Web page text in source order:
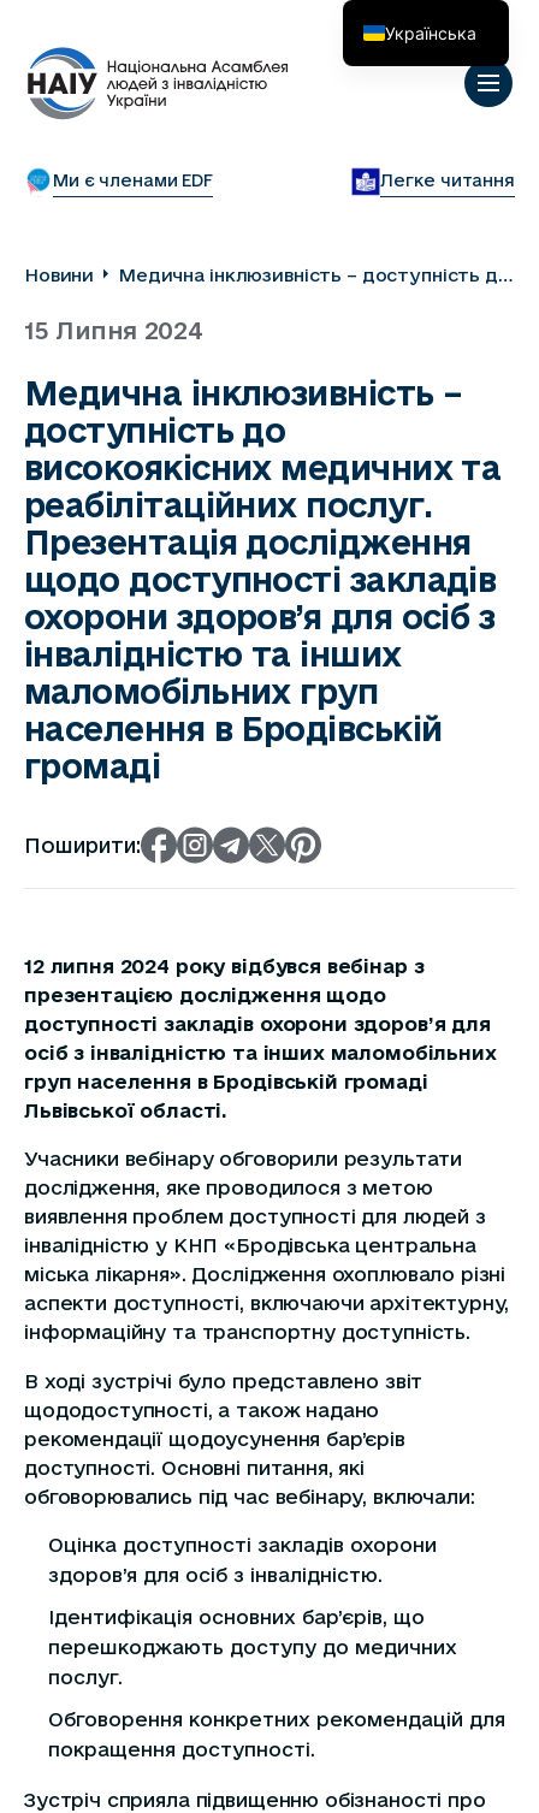
Ми є членами EDF Легке читання
Новини
Медична інклюзивність – доступність до
реабілітаційних послуг. Презентація
охорони здоров’я для осіб з інвалідністю
та інших маломобільних груп населення
в Бродівській громаді
15 Липня 2024
Медична інклюзивність –
доступність до
високоякісних медичних та
реабілітаційних послуг.
Презентація дослідження
щодо доступності закладів
охорони здоров’я для осіб з
інвалідністю та інших
маломобільних груп
населення в Бродівській
громаді
Поширити:
12 липня 2024 року відбувся вебінар з
презентацією дослідження щодо
доступності закладів охорони здоров’я для
осіб з інвалідністю та інших маломобільних
груп населення в Бродівській громаді
Львівської області.
Учасники вебінару обговорили результати
дослідження, яке проводилося з метою
виявлення проблем доступності для людей з
інвалідністю у КНП «Бродівська центральна
міська лікарня». Дослідження охоплювало різні
аспекти доступності, включаючи архітектурну,
інформаційну та транспортну доступність.
В ході зустрічі було представлено звіт
щододоступності, а також надано
рекомендації щодоусунення бар’єрів
доступності. Основні питання, які
обговорювались під час вебінару, включали:
Оцінка доступності закладів охорони
здоров’я для осіб з інвалідністю.
Ідентифікація основних бар’єрів, що
перешкоджають доступу до медичних
послуг.
Обговорення конкретних рекомендацій для
покращення доступності.
Зустріч сприяла підвищенню обізнаності про
Українська
English